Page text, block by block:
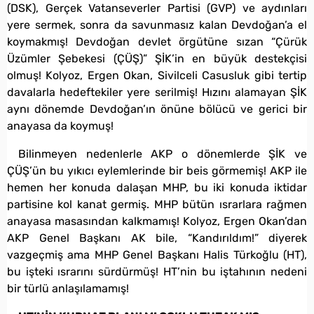
(DSK), Gerçek Vatanseverler Partisi (GVP) ve aydınları
yere sermek, sonra da savunmasız kalan Devdoğan’a el
koymakmış! Devdoğan devlet örgütüne sızan “Çürük
Üzümler Şebekesi (ÇÜŞ)” ŞİK’in en büyük destekçisi
olmuş! Kolyoz, Ergen Okan, Sivilceli Casusluk gibi tertip
davalarla hedeftekiler yere serilmiş! Hızını alamayan ŞİK
aynı dönemde Devdoğan’ın önüne bölücü ve gerici bir
anayasa da koymuş!
Bilinmeyen nedenlerle AKP o dönemlerde ŞİK ve
ÇÜŞ’ün bu yıkıcı eylemlerinde bir beis görmemiş! AKP ile
hemen her konuda dalaşan MHP, bu iki konuda iktidar
partisine kol kanat germiş. MHP bütün ısrarlara rağmen
anayasa masasından kalkmamış! Kolyoz, Ergen Okan’dan
AKP Genel Başkanı AK bile, “Kandırıldım!” diyerek
vazgeçmiş ama MHP Genel Başkanı Halis Türkoğlu (HT),
bu işteki ısrarını sürdürmüş! HT’nin bu iştahının nedeni
bir türlü anlaşılamamış!